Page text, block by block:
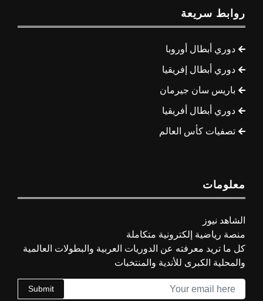
روابط سريعة
دوري أبطال أوروبا
دوري أبطال إفريقيا
باريس سان جيرمان
دوري أبطال أفريقيا
تصفيات كأس العالم
معلومات
الشاهد نيوز
منصة رياضية إلكترونية متكاملة
كل ما تريد معرفته عن الدوريات العربية والبطولات العالمية
والمحلية الكبرى للأندية والمنتخبات
Submit